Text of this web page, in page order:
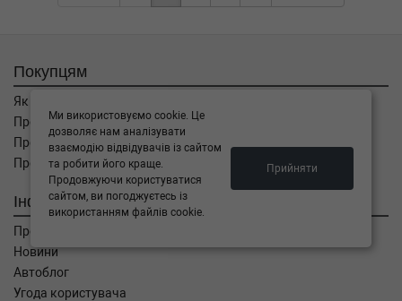
Покупцям
Як замовити
Про оплату
Про доставку
Про повернення
Інформація
Про компанію
Новини
Автоблог
Угода користувача
Ми використовуємо cookie. Це
дозволяє нам аналізувати
взаємодію відвідувачів із сайтом
та робити його краще.
Продовжуючи користуватися
сайтом, ви погоджуєтесь із
використанням файлів cookie.
Прийняти